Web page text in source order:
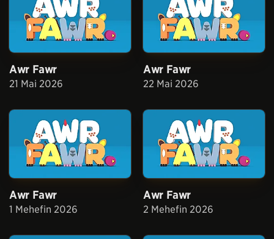
Awr Fawr
21 Mai 2026
Awr Fawr
22 Mai 2026
Awr Fawr
1 Mehefin 2026
Awr Fawr
2 Mehefin 2026